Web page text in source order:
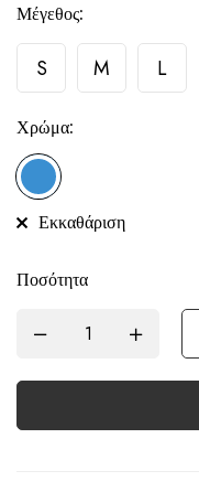
Μέγεθος:
S M L
Χρώμα:
Εκκαθάριση
Ποσότητα